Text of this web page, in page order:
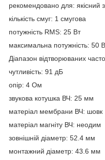
рекомендовано для: якісний
кількість смуг: 1 смугова
потужність RMS: 25 Вт
максимальна потужність: 50
Діапазон відтворюваних
чутливість: 91 дБ
опір: 4 Ом
звукова котушка ВЧ: 25 мм
матеріал мембрани ВЧ: шовк
матеріал магніту ВЧ: неодим
зовнішній діаметр: 52.4 мм
монтажний діаметр: 43.6 мм